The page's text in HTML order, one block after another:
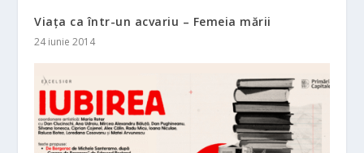
Viața ca într-un acvariu – Femeia mării
24 iunie 2014